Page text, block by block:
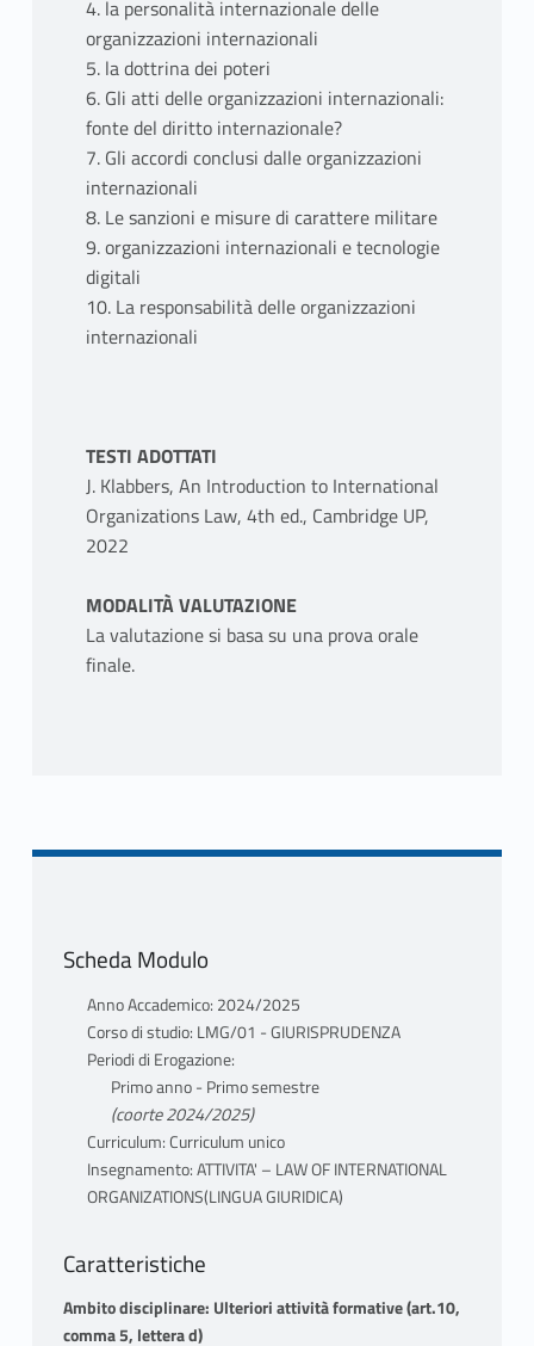
4. la personalità internazionale delle
organizzazioni internazionali
5. la dottrina dei poteri
6. Gli atti delle organizzazioni internazionali:
fonte del diritto internazionale?
7. Gli accordi conclusi dalle organizzazioni
internazionali
8. Le sanzioni e misure di carattere militare
9. organizzazioni internazionali e tecnologie
digitali
10. La responsabilità delle organizzazioni
internazionali
TESTI ADOTTATI
J. Klabbers, An Introduction to International
Organizations Law, 4th ed., Cambridge UP,
2022
MODALITÀ VALUTAZIONE
La valutazione si basa su una prova orale
finale.
Scheda Modulo
Anno Accademico: 2024/2025
Corso di studio: LMG/01 - GIURISPRUDENZA
Periodi di Erogazione:
Primo anno - Primo semestre
(coorte 2024/2025)
Curriculum: Curriculum unico
Insegnamento: ATTIVITA' – LAW OF INTERNATIONAL
ORGANIZATIONS(LINGUA GIURIDICA)
Caratteristiche
Ambito disciplinare: Ulteriori attività formative (art.10,
comma 5, lettera d)